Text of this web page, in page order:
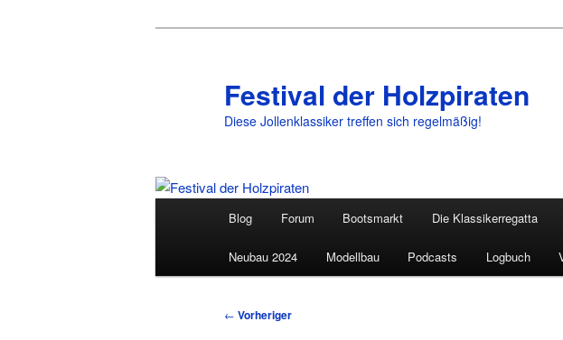
Festival der Holzpiraten
Diese Jollenklassiker treffen sich regelmäßig!
Zum
primären
Inhalt
Blog Forum Bootsmarkt Die Klassikerregatta
Neubau 2024 Modellbau Podcasts Logbuch
Beitragsnavigation
← Vorheriger